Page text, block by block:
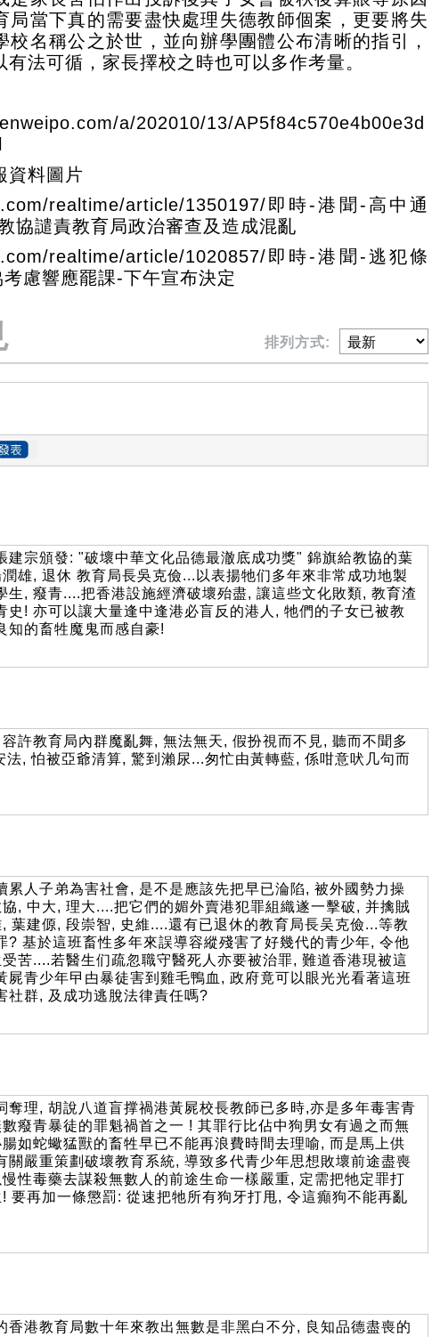
局當下真的需要盡快處理失德教師個案，更要將失
校名稱公之於世，並向辦學團體公布清晰的指引，
有法可循，家長擇校之時也可以多作考量。
a/202010/13/AP5f84c570e4b00e3d
資料圖片
realtime/article/1350197/即時-港聞-高中通
協譴責教育局政治審查及造成混亂
realtime/article/1020857/即時-港聞-逃犯條
慮響應罷課-下午宣布決定
排列方式:
建宗頒發: "破壞中華文化品德最澈底成功獎" 錦旗給教協的葉
雄, 退休 教育局長吳克儉...以表揚牠们多年來非常成功地製
生, 癈青....把香港設施經濟破壞殆盡, 讓這些文化敗類, 教育渣
史! 亦可以讓大量逢中逢港必盲反的港人, 牠們的子女已被教
知的畜牲魔鬼而感自豪!
許教育局內群魔亂舞, 無法無天, 假扮視而不見, 聽而不聞多
法, 怕被亞爺清算, 驚到瀨尿...匆忙由黃轉藍, 係咁意吠几句而
累人子弟為害社會, 是不是應該先把早已淪陷, 被外國勢力操
, 中大, 理大....把它們的媚外賣港犯罪組織遂一擊破, 并擒賊
葉建傆, 段崇智, 史維....還有已退休的教育局長吴克儉...等教
? 基於這班畜性多年來誤導容縱殘害了好幾代的青少年, 令他
苦....若醫生们疏忽職守醫死人亦要被治罪, 難道香港現被這
屍青少年曱甴暴徒害到雞毛鴨血, 政府竟可以眼光光看著這班
社群, 及成功逃脫法律責任嗎?
奪理, 胡說八道盲撑禍港黃屍校長教師已多時,亦是多年毒害青
癈青暴徒的罪魁禍首之一 ! 其罪行比佔中狗男女有過之而無
如蛇蠍猛獸的畜牲早已不能再浪費時間去理喻, 而是馬上供
關嚴重策劃破壞教育系統, 導致多代青少年思想敗壞前途盡喪
性毒藥去謀殺無數人的前途生命一樣嚴重, 定需把牠定罪打
要再加一條懲罰: 從速把牠所有狗牙打甩, 令這癲狗不能再亂
香港教育局數十年來教出無數是非黑白不分, 良知品德盡喪的